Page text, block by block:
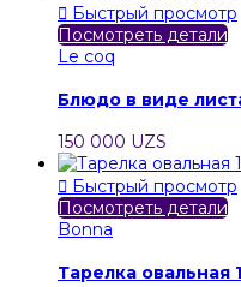
 Быстрый просмотр
Посмотреть детали
Le coq
Блюдо в виде
150 000 UZS
 Быстрый просмотр
Посмотреть детали
Bonna
Тарелка овальная